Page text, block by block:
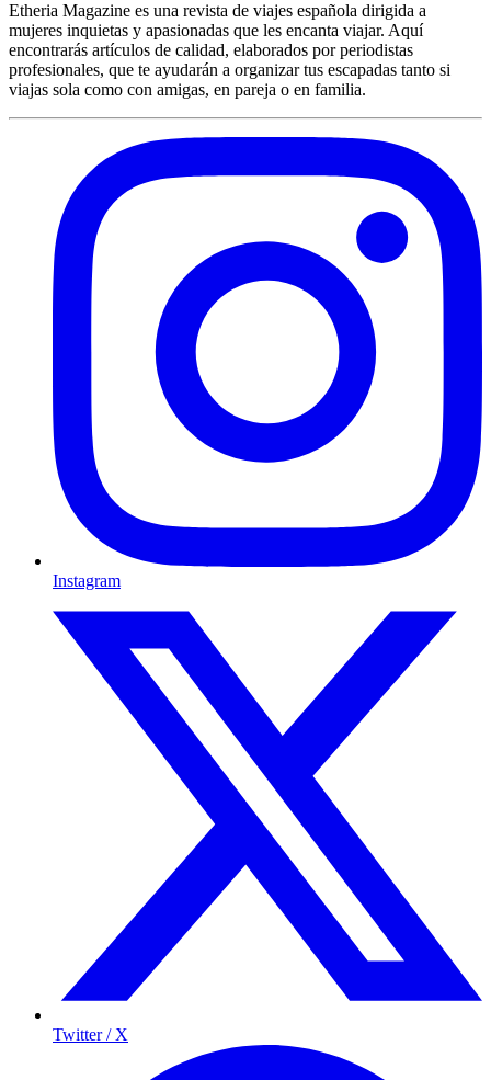
Etheria Magazine es una revista de viajes española dirigida a
mujeres inquietas y apasionadas que les encanta viajar. Aquí
encontrarás artículos de calidad, elaborados por periodistas
profesionales, que te ayudarán a organizar tus escapadas tanto si
viajas sola como con amigas, en pareja o en familia.
Instagram
Twitter / X